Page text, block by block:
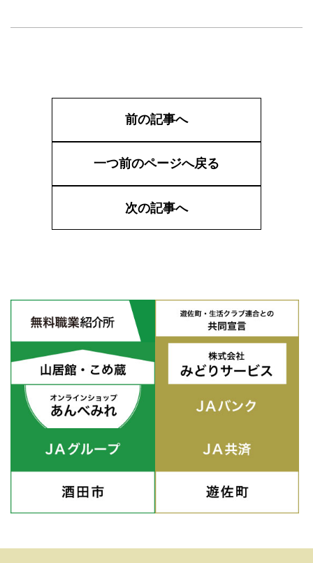
前の記事へ
一つ前のページへ戻る
次の記事へ